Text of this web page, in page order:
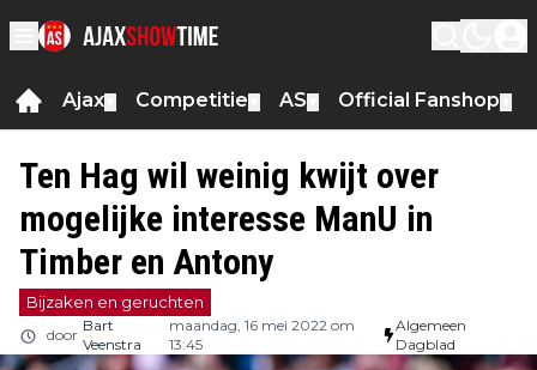
Ajax Competitie AS Official Fanshop
Ten Hag wil weinig kwijt over
mogelijke interesse ManU in
Timber en Antony
Bijzaken en geruchten
door
Bart
Veenstra
maandag, 16 mei 2022 om
13:45
Algemeen
Dagblad